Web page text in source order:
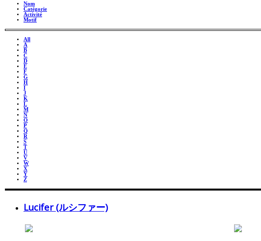
Nom
Catégorie
Activité
Motif
All
A
B
C
D
E
F
G
H
I
J
K
L
M
N
O
P
Q
R
S
T
U
V
W
X
Y
Z
Lucifer (ルシファー)